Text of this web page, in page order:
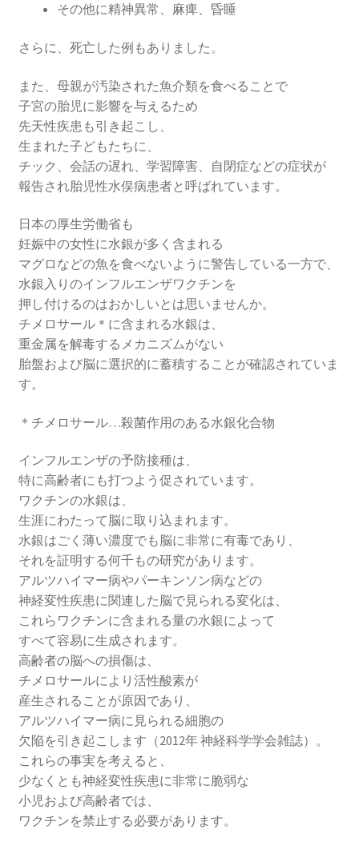
その他に精神異常、麻痺、昏睡
さらに、死亡した例もありました。
また、母親が汚染された魚介類を食べることで
子宮の胎児に影響を与えるため
先天性疾患も引き起こし、
生まれた子どもたちに、
チック、会話の遅れ、学習障害、自閉症などの症状が
報告され胎児性水俣病患者と呼ばれています。
日本の厚生労働省も
妊娠中の女性に水銀が多く含まれる
マグロなどの魚を食べないように警告している一方で、
水銀入りのインフルエンザワクチンを
押し付けるのはおかしいとは思いませんか。
チメロサール＊に含まれる水銀は、
重金属を解毒するメカニズムがない
胎盤および脳に選択的に蓄積することが確認されていま
す。
＊チメロサール…殺菌作用のある水銀化合物
インフルエンザの予防接種は、
特に高齢者にも打つよう促されています。
ワクチンの水銀は、
生涯にわたって脳に取り込まれます。
水銀はごく薄い濃度でも脳に非常に有毒であり、
それを証明する何千もの研究があります。
アルツハイマー病やパーキンソン病などの
神経変性疾患に関連した脳で見られる変化は、
これらワクチンに含まれる量の水銀によって
すべて容易に生成されます。
高齢者の脳への損傷は、
チメロサールにより活性酸素が
産生されることが原因であり、
アルツハイマー病に見られる細胞の
欠陥を引き起こします（2012年 神経科学学会雑誌）。
これらの事実を考えると、
少なくとも神経変性疾患に非常に脆弱な
小児および高齢者では、
ワクチンを禁止する必要があります。